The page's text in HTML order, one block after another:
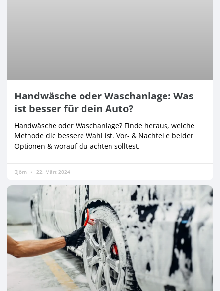
Handwäsche oder Waschanlage: Was
ist besser für dein Auto?
Handwäsche oder Waschanlage? Finde heraus, welche
Methode die bessere Wahl ist. Vor- & Nachteile beider
Optionen & worauf du achten solltest.
Björn 22. März 2024